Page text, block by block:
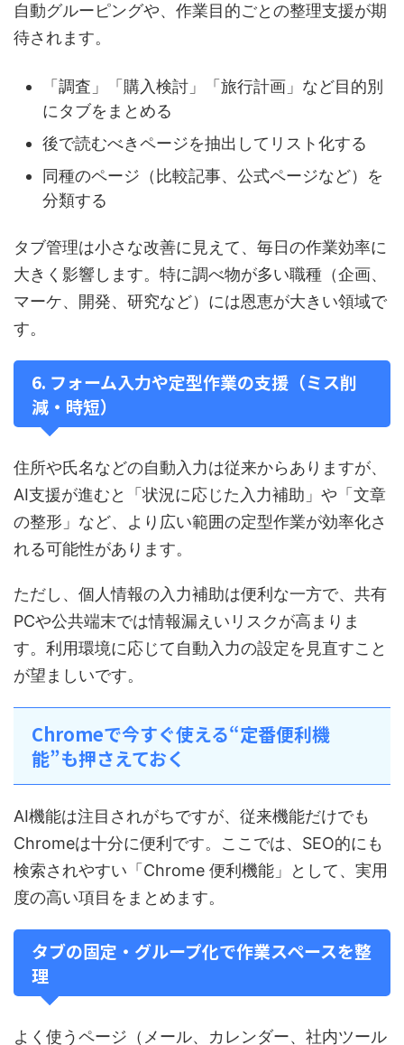
自動グルーピングや、作業目的ごとの整理支援が期
待されます。
「調査」「購入検討」「旅行計画」など目的別
にタブをまとめる
後で読むべきページを抽出してリスト化する
同種のページ（比較記事、公式ページなど）を
分類する
タブ管理は小さな改善に見えて、毎日の作業効率に
大きく影響します。特に調べ物が多い職種（企画、
マーケ、開発、研究など）には恩恵が大きい領域で
す。
6. フォーム入力や定型作業の支援（ミス削
減・時短）
住所や氏名などの自動入力は従来からありますが、
AI支援が進むと「状況に応じた入力補助」や「文章
の整形」など、より広い範囲の定型作業が効率化さ
れる可能性があります。
ただし、個人情報の入力補助は便利な一方で、共有
PCや公共端末では情報漏えいリスクが高まりま
す。利用環境に応じて自動入力の設定を見直すこと
が望ましいです。
Chromeで今すぐ使える“定番便利機
能”も押さえておく
AI機能は注目されがちですが、従来機能だけでも
Chromeは十分に便利です。ここでは、SEO的にも
検索されやすい「Chrome 便利機能」として、実用
度の高い項目をまとめます。
タブの固定・グループ化で作業スペースを整
理
よく使うページ（メール、カレンダー、社内ツール